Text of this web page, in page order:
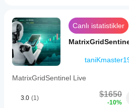
Canlı istatistikler
MatrixGridSentinel Live
3.0 (1) $1650
-10%